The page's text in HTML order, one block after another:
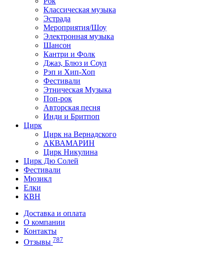
Классическая музыка
Эстрада
Мероприятия/Шоу
Электронная музыка
Шансон
Кантри и Фолк
Джаз, Блюз и Соул
Рэп и Хип-Хоп
Фестивали
Этническая Музыка
Поп-рок
Авторская песня
Инди и Бритпоп
Цирк
Цирк на Вернадского
АКВАМАРИН
Цирк Никулина
Цирк Дю Солей
Фестивали
Мюзикл
Елки
КВН
Доставка и оплата
О компании
Контакты
Отзывы 787